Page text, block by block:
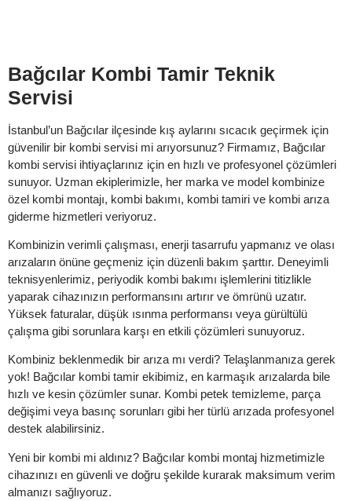
Bağcılar Kombi Tamir Teknik
Servisi
İstanbul’un Bağcılar ilçesinde kış aylarını sıcacık geçirmek için
güvenilir bir kombi servisi mi arıyorsunuz? Firmamız, Bağcılar
kombi servisi ihtiyaçlarınız için en hızlı ve profesyonel çözümleri
sunuyor. Uzman ekiplerimizle, her marka ve model kombinize
özel kombi montajı, kombi bakımı, kombi tamiri ve kombi arıza
giderme hizmetleri veriyoruz.
Kombinizin verimli çalışması, enerji tasarrufu yapmanız ve olası
arızaların önüne geçmeniz için düzenli bakım şarttır. Deneyimli
teknisyenlerimiz, periyodik kombi bakımı işlemlerini titizlikle
yaparak cihazınızın performansını artırır ve ömrünü uzatır.
Yüksek faturalar, düşük ısınma performansı veya gürültülü
çalışma gibi sorunlara karşı en etkili çözümleri sunuyoruz.
Kombiniz beklenmedik bir arıza mı verdi? Telaşlanmanıza gerek
yok! Bağcılar kombi tamir ekibimiz, en karmaşık arızalarda bile
hızlı ve kesin çözümler sunar. Kombi petek temizleme, parça
değişimi veya basınç sorunları gibi her türlü arızada profesyonel
destek alabilirsiniz.
Yeni bir kombi mi aldınız? Bağcılar kombi montaj hizmetimizle
cihazınızı en güvenli ve doğru şekilde kurarak maksimum verim
almanızı sağlıyoruz.